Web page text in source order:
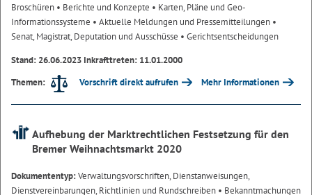
Broschüren • Berichte und Konzepte • Karten, Pläne und Geo-
Informationssysteme • Aktuelle Meldungen und Pressemitteilungen •
Senat, Magistrat, Deputation und Ausschüsse • Gerichtsentscheidungen
Stand: 26.06.2023 Inkrafttreten: 11.01.2000
Themen:
Vorschrift direkt aufrufen Mehr Informationen
Aufhebung der Marktrechtlichen Festsetzung für den
Bremer Weihnachtsmarkt 2020
Dokumententyp:Verwaltungsvorschriften, Dienstanweisungen,
Dienstvereinbarungen, Richtlinien und Rundschreiben • Bekanntmachungen